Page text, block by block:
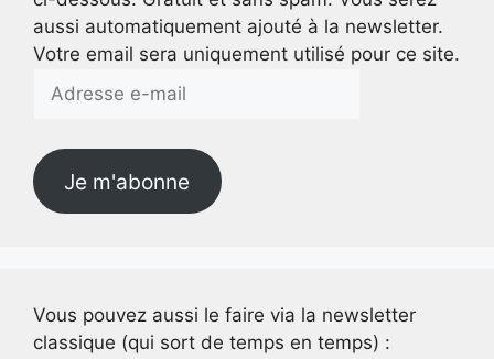
aussi automatiquement ajouté à la newsletter.
Votre email sera uniquement utilisé pour ce site.
Adresse
Je m'abonne
Vous pouvez aussi le faire via la newsletter
classique (qui sort de temps en temps) :